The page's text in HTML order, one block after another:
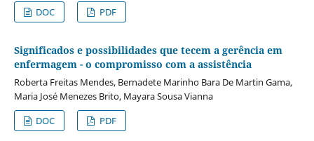
DOC
PDF
Significados e possibilidades que tecem a gerência em
enfermagem - o compromisso com a assistência
Roberta Freitas Mendes, Bernadete Marinho Bara De Martin Gama,
Maria José Menezes Brito, Mayara Sousa Vianna
DOC
PDF